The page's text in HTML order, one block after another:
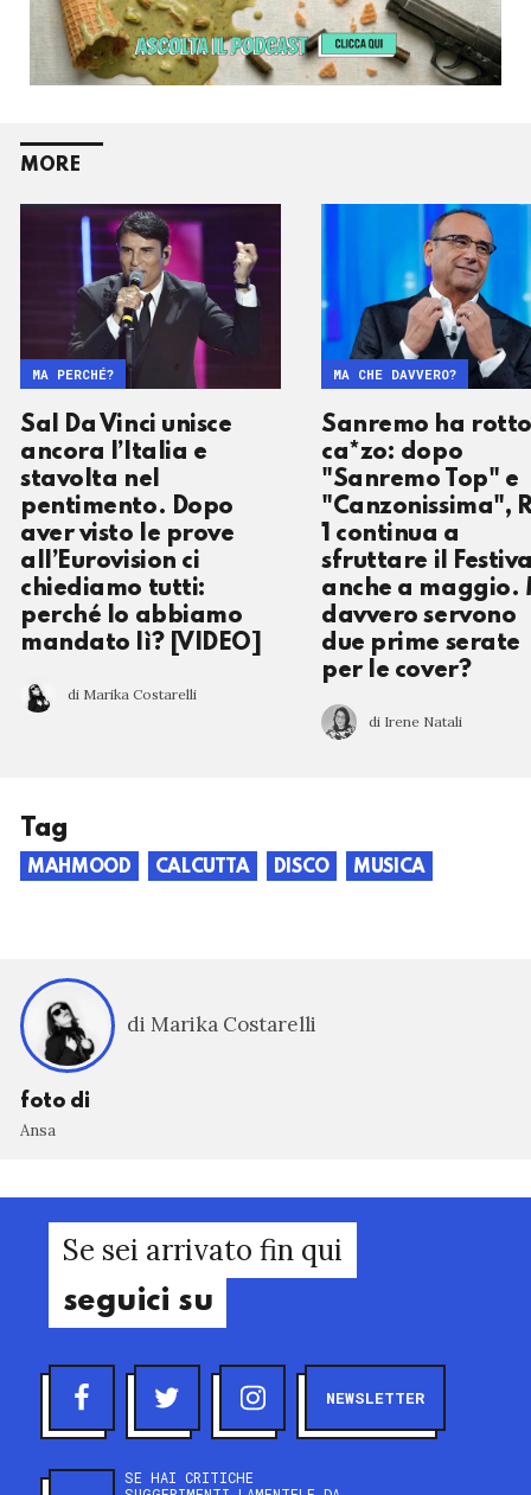
MORE
Sal Da Vinci unisce
ancora l’Italia e
stavolta nel
pentimento. Dopo
aver visto le prove
all’Eurovision ci
chiediamo tutti:
perché lo abbiamo
mandato lì? [VIDEO]
di Marika Costarelli
MA PERCHÉ?
Sanremo ha
ca*zo: dopo
"Sanremo Top" e
"Canzonissima",
1 continua a
sfruttare il
anche a maggio.
davvero servono
due prime serate
per le cover?
di Irene Natali
MA CHE DAVVERO?
Tag
MAHMOOD CALCUTTA DISCO MUSICA
di Marika Costarelli
foto di
Ansa
Se sei arrivato fin qui
seguici su
NEWSLETTER
SE HAI CRITICHE